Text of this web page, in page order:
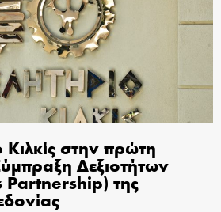
Κιλκίς στην πρώτη
Δεξιοτήτων
της